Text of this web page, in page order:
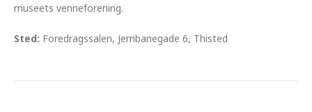
museets venneforening.
Sted: Foredragssalen, Jernbanegade 6, Thisted